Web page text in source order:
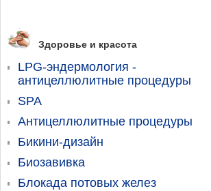
Здоровье и красота
LPG-эндермология -
антицеллюлитные процедуры
SPA
Антицеллюлитные процедуры
Бикини-дизайн
Биозавивка
Блокада потовых желез